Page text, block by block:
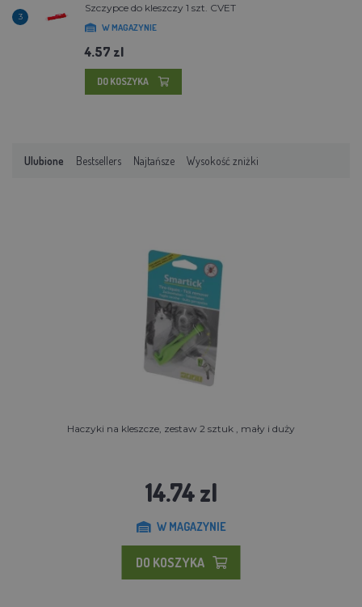
3
Szczypce do kleszczy 1 szt. CVET
W MAGAZYNIE
4.57 zl
DO KOSZYKA
Ulubione Bestsellers Najtańsze Wysokość zniżki
Haczyki na kleszcze, zestaw 2 sztuk , mały i duży
14.74 zl
W MAGAZYNIE
DO KOSZYKA